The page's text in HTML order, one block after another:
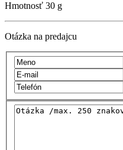
Hmotnosť 30 g
Otázka na predajcu